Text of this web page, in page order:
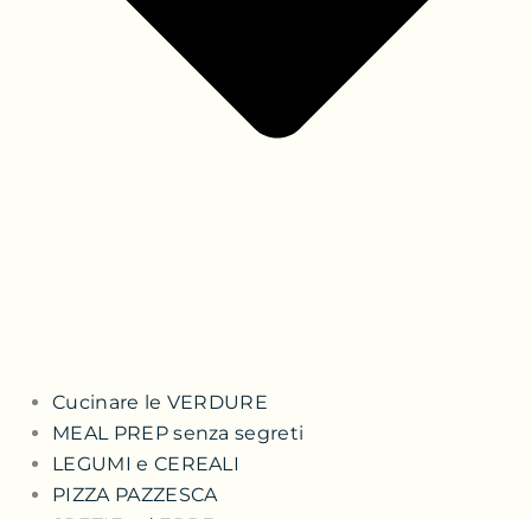
Cucinare le VERDURE
MEAL PREP senza segreti
LEGUMI e CEREALI
PIZZA PAZZESCA